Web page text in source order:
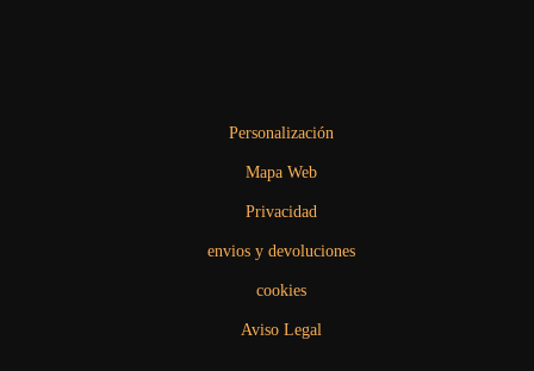
Personalización
Mapa Web
Privacidad
envios y devoluciones
cookies
Aviso Legal